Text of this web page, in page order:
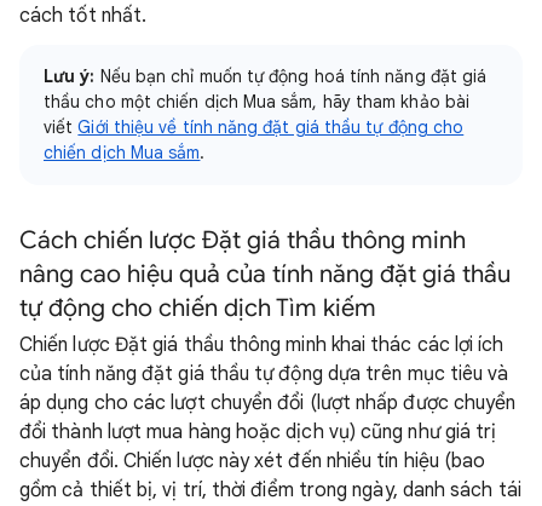
cách tốt nhất.
Lưu ý: Nếu bạn chỉ muốn tự động hoá tính năng đặt giá
thầu cho một chiến dịch Mua sắm, hãy tham khảo bài
viếtGiới thiệu về tính năng đặt giá thầu tự động cho
chiến dịch Mua sắm.
Cách chiến lược Đặt giá thầu thông minh
nâng cao hiệu quả của tính năng đặt giá thầu
tự động cho chiến dịch Tìm kiếm
Chiến lược Đặt giá thầu thông minh khai thác các lợi ích
của tính năng đặt giá thầu tự động dựa trên mục tiêu và
áp dụng cho các lượt chuyển đổi (lượt nhấp được chuyển
đổi thành lượt mua hàng hoặc dịch vụ) cũng như giá trị
chuyển đổi. Chiến lược này xét đến nhiều tín hiệu (bao
gồm cả thiết bị, vị trí, thời điểm trong ngày, danh sách tái